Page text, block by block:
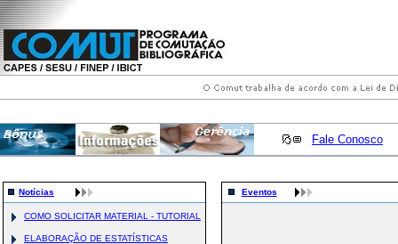
Fale Conosco
Notícias
COMO SOLICITAR MATERIAL - TUTORIAL
ELABORAÇÃO DE ESTATÍSTICAS
Eventos